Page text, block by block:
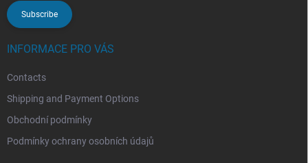
Subscribe
INFORMACE PRO VÁS
Contacts
Shipping and Payment Options
Obchodní podmínky
Podmínky ochrany osobních údajů